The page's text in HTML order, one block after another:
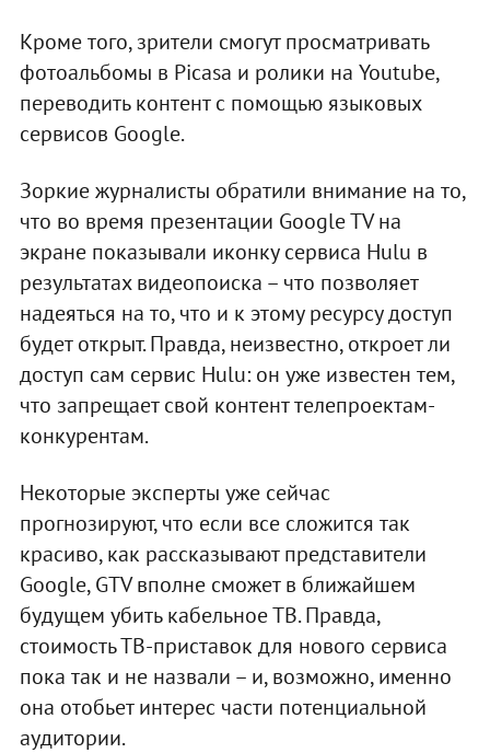
Кроме того, зрители смогут просматривать
фотоальбомы в Picasa и ролики на Youtube,
переводить контент с помощью языковых
сервисов Google.
Зоркие журналисты обратили внимание на то,
что во время презентации Google TV на
экране показывали иконку сервиса Hulu в
результатах видеопоиска – что позволяет
надеяться на то, что и к этому ресурсу доступ
будет открыт. Правда, неизвестно, откроет ли
доступ сам сервис Hulu: он уже известен тем,
что запрещает свой контент телепроектам-
конкурентам.
Некоторые эксперты уже сейчас
прогнозируют, что если все сложится так
красиво, как рассказывают представители
Google, GTV вполне сможет в ближайшем
будущем убить кабельное ТВ. Правда,
стоимость ТВ-приставок для нового сервиса
пока так и не назвали – и, возможно, именно
она отобьет интерес части потенциальной
аудитории.